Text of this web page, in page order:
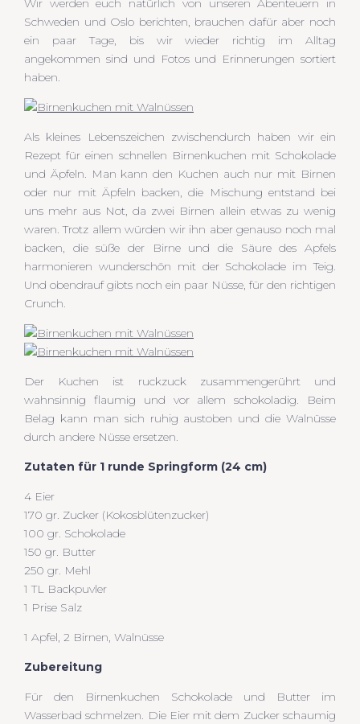
Wir werden euch natürlich von unseren Abenteuern in
Schweden und Oslo berichten, brauchen dafür aber noch
ein paar Tage, bis wir wieder richtig im Alltag
angekommen sind und Fotos und Erinnerungen sortiert
haben.
Als kleines Lebenszeichen zwischendurch haben wir ein
Rezept für einen schnellen Birnenkuchen mit Schokolade
und Äpfeln. Man kann den Kuchen auch nur mit Birnen
oder nur mit Äpfeln backen, die Mischung entstand bei
uns mehr aus Not, da zwei Birnen allein etwas zu wenig
waren. Trotz allem würden wir ihn aber genauso noch mal
backen, die süße der Birne und die Säure des Apfels
harmonieren wunderschön mit der Schokolade im Teig.
Und obendrauf gibts noch ein paar Nüsse, für den richtigen
Crunch.
Der Kuchen ist ruckzuck zusammengerührt und
wahnsinnig flaumig und vor allem schokoladig. Beim
Belag kann man sich ruhig austoben und die Walnüsse
durch andere Nüsse ersetzen.
Zutaten für 1 runde Springform (24 cm)
4 Eier
170 gr. Zucker (Kokosblütenzucker)
100 gr. Schokolade
150 gr. Butter
250 gr. Mehl
1 TL Backpuvler
1 Prise Salz
1 Apfel, 2 Birnen, Walnüsse
Zubereitung
Für den Birnenkuchen Schokolade und Butter im
Wasserbad schmelzen. Die Eier mit dem Zucker schaumig